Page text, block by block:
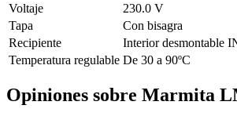
Voltaje
230.0 V
Tapa
Con bisagra
Recipiente
Interior desmontable
Temperatura regulable De 30 a 90ºC
Opiniones sobre Marmita